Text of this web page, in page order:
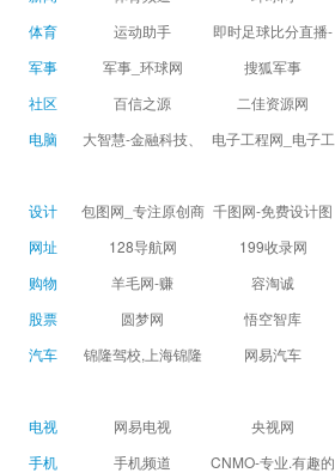
体育
运动助手
即时足球比分直播-
精准赛程赛果及角
军事
军事_环球网 搜狐军事
社区
百信之源 二佳资源网
电脑
大智慧-金融科技、
据,投资理财,港股,期
货,股指期货,手机炒
股,股票软件,炒股软
件，免费炒股软
软件,证
电子工程网_电子工
设计
包图网_专注原创商
用设计图片下载，
千图网-免费设计图
片素材网站-正版商
网址
128导航网 199收录网
购物
羊毛网-赚 容淘诚
股票
圆梦网 悟空智库
汽车
锦隆驾校,上海锦隆
网易汽车
电视 网易电视 央视网
手机
手机频道
CNMO-专业.有趣的